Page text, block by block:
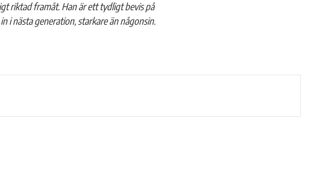
riktad framåt. Han är ett tydligt bevis på
i nästa generation, starkare än någonsin.